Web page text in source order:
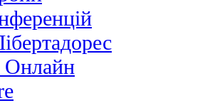
Онлайн